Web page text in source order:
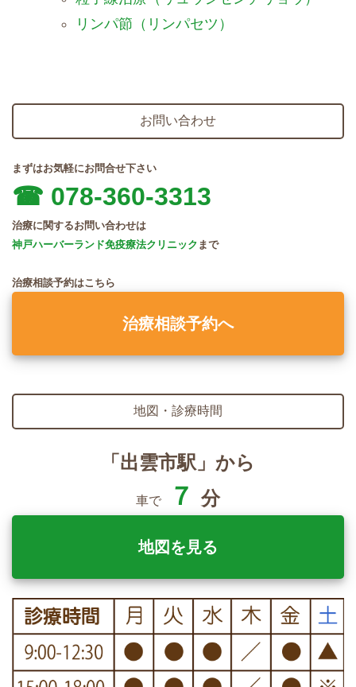
リンパ節（リンパセツ）
お問い合わせ
まずはお気軽にお問合せ下さい
☎︎ 078-360-3313
治療に関するお問い合わせは
神戸ハーバーランド免疫療法クリニック まで
治療相談予約はこちら
治療相談予約へ
地図・診療時間
「出雲市駅」から
車で ７ 分
地図を見る